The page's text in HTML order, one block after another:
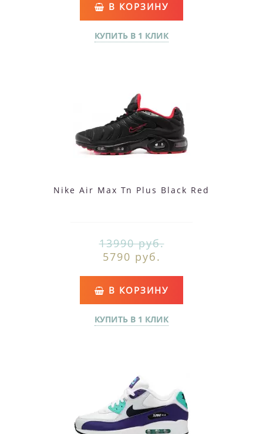
В КОРЗИНУ
КУПИТЬ В 1 КЛИК
Nike Air Max Tn Plus Black Red
13990 руб.
5790 руб.
В КОРЗИНУ
КУПИТЬ В 1 КЛИК